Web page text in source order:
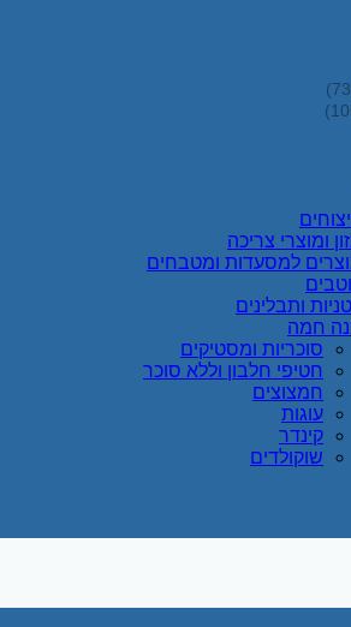
ומוצרי צריכה
למסעדות ומטבחים
ותבלינים
חמה
סוכריות ומסטיקים
חטיפי חלבון וללא סוכר
חמצוצים
עוגות
קינדר
שוקולדים